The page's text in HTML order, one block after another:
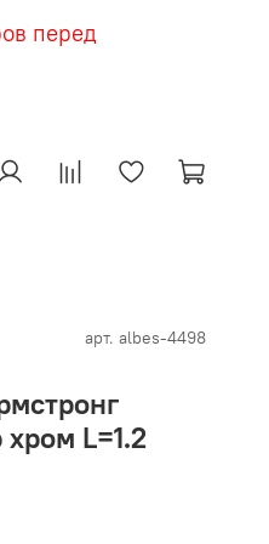
перед
арт. albes-4498
L=1.2